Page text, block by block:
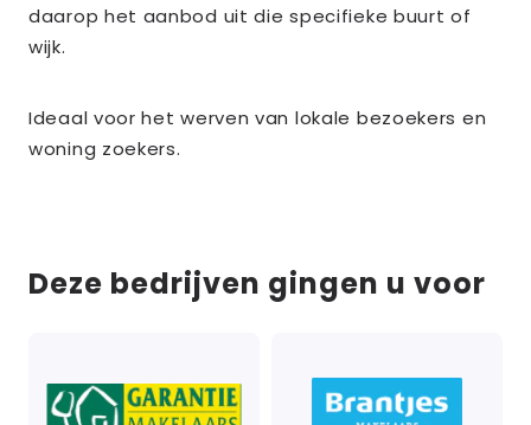
daarop het aanbod uit die specifieke buurt of
wijk.
Ideaal voor het werven van lokale bezoekers en
woning zoekers.
Deze bedrijven gingen u voor